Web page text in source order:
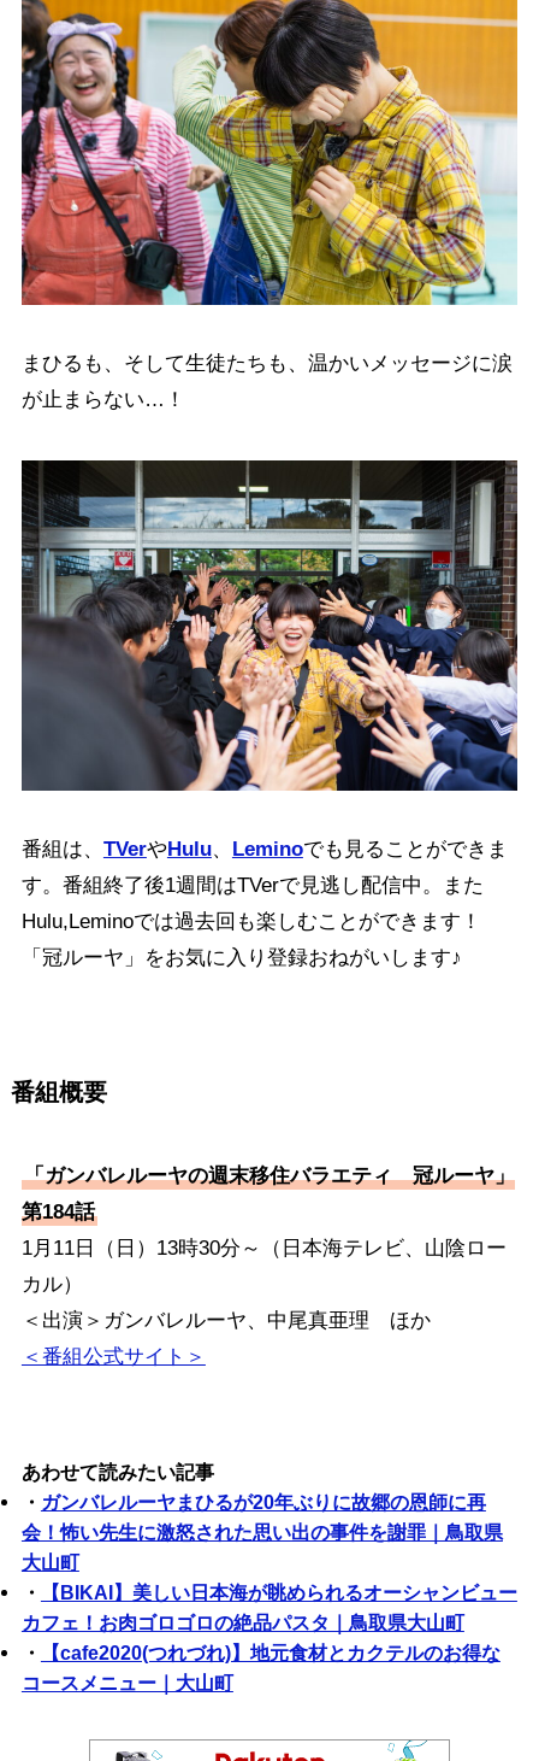
まひるも、そして生徒たちも、温かいメッセージに涙
が止まらない…！
番組は、 TVerやHulu、 Leminoでも見ることができま
す。番組終了後1週間はTVerで見逃し配信中。また
Hulu,Leminoでは過去回も楽しむことができます！
「冠ルーヤ」をお気に入り登録おねがいします♪
番組概要
「ガンバレルーヤの週末移住バラエティ 冠ルーヤ」
第184話
1月11日（日）13時30分～（日本海テレビ、山陰ロー
カル）
＜出演＞ガンバレルーヤ、中尾真亜理 ほか
＜番組公式サイト＞
あわせて読みたい記事
・ ガンバレルーヤまひるが20年ぶりに故郷の恩師に再
会！怖い先生に激怒された思い出の事件を謝罪｜鳥取県
大山町
・
【BIKAI】美しい日本海が眺められるオーシャンビュー
カフェ！お肉ゴロゴロの絶品パスタ｜鳥取県大山町
・
【cafe2020(つれづれ)】地元食材とカクテルのお得な
コースメニュー｜大山町